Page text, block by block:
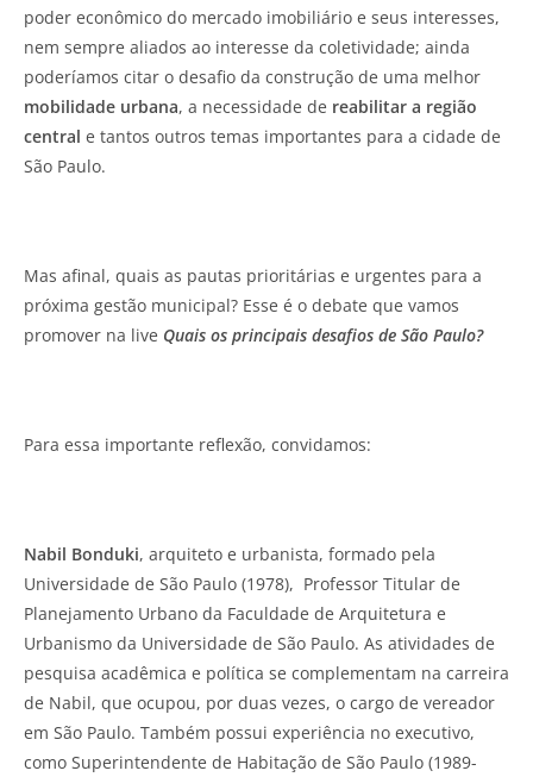
poder econômico do mercado imobiliário e seus interesses,
nem sempre aliados ao interesse da coletividade; ainda
poderíamos citar o desafio da construção de uma melhor
mobilidade urbana, a necessidade de reabilitar a região
central e tantos outros temas importantes para a cidade de
São Paulo.
Mas afinal, quais as pautas prioritárias e urgentes para a
próxima gestão municipal? Esse é o debate que vamos
promover na live Quais os principais desafios de São Paulo?
Para essa importante reflexão, convidamos:
Nabil Bonduki, arquiteto e urbanista, formado pela
Universidade de São Paulo (1978), Professor Titular de
Planejamento Urbano da Faculdade de Arquitetura e
Urbanismo da Universidade de São Paulo. As atividades de
pesquisa acadêmica e política se complementam na carreira
de Nabil, que ocupou, por duas vezes, o cargo de vereador
em São Paulo. Também possui experiência no executivo,
como Superintendente de Habitação de São Paulo (1989-